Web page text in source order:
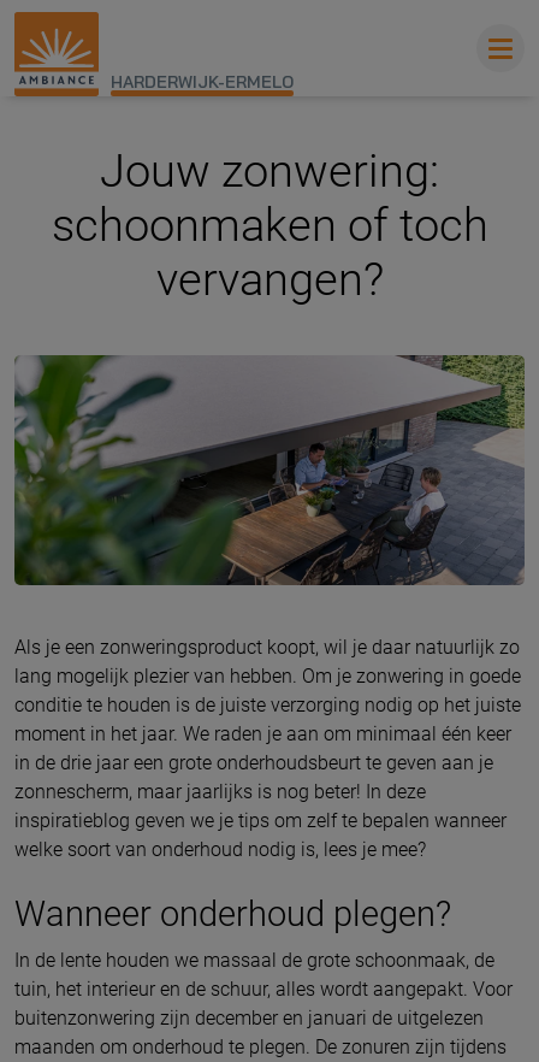
HARDERWIJK-ERMELO
Jouw zonwering:
schoonmaken of toch
vervangen?
Als je een zonweringsproduct koopt, wil je daar natuurlijk zo
lang mogelijk plezier van hebben. Om je zonwering in goede
conditie te houden is de juiste verzorging nodig op het juiste
moment in het jaar. We raden je aan om minimaal één keer
in de drie jaar een grote onderhoudsbeurt te geven aan je
zonnescherm, maar jaarlijks is nog beter! In deze
inspiratieblog geven we je tips om zelf te bepalen wanneer
welke soort van onderhoud nodig is, lees je mee?
Wanneer onderhoud plegen?
In de lente houden we massaal de grote schoonmaak, de
tuin, het interieur en de schuur, alles wordt aangepakt. Voor
buitenzonwering zijn december en januari de uitgelezen
maanden om onderhoud te plegen. De zonuren zijn tijdens